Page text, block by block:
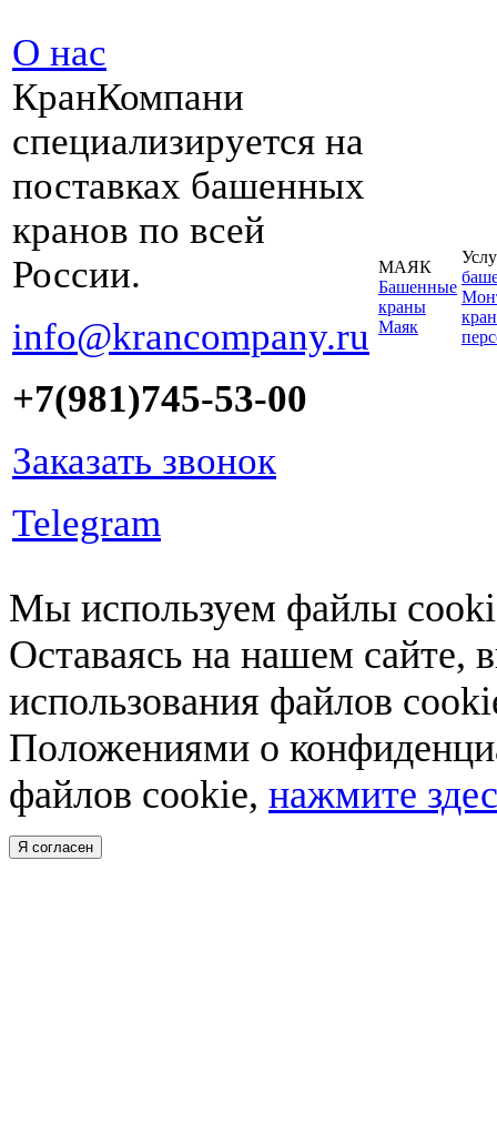
О нас
КранКомпани
специализируется на
поставках башенных
кранов по всей
России.
info@krancompany.ru
+7(981)745-53-00
Заказать звонок
Telegram
МАЯК
Башенные
краны
Маяк
Мы используем файлы
Оставаясь на нашем сайте,
использования файлов
Положениями о
файлов cookie, нажмите
Я согласен